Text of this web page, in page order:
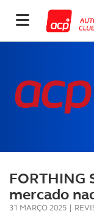
FORTHING
mercado
31 MARÇO 2025 |